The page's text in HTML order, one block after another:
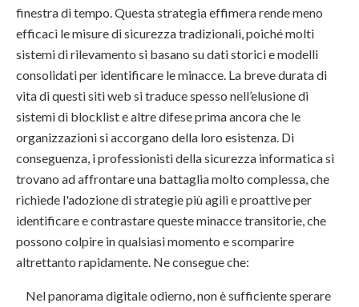
finestra di tempo. Questa strategia effimera rende meno
efficaci le misure di sicurezza tradizionali, poiché molti
sistemi di rilevamento si basano su dati storici e modelli
consolidati per identificare le minacce. La breve durata di
vita di questi siti web si traduce spesso nell’elusione di
sistemi di blocklist e altre difese prima ancora che le
organizzazioni si accorgano della loro esistenza. Di
conseguenza, i professionisti della sicurezza informatica si
trovano ad affrontare una battaglia molto complessa, che
richiede l'adozione di strategie più agili e proattive per
identificare e contrastare queste minacce transitorie, che
possono colpire in qualsiasi momento e scomparire
altrettanto rapidamente. Ne consegue che:
Nel panorama digitale odierno, non è sufficiente sperare